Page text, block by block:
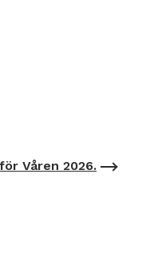
Våren 2026.